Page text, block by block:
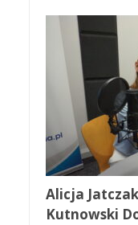
Alicja
Kutnowski